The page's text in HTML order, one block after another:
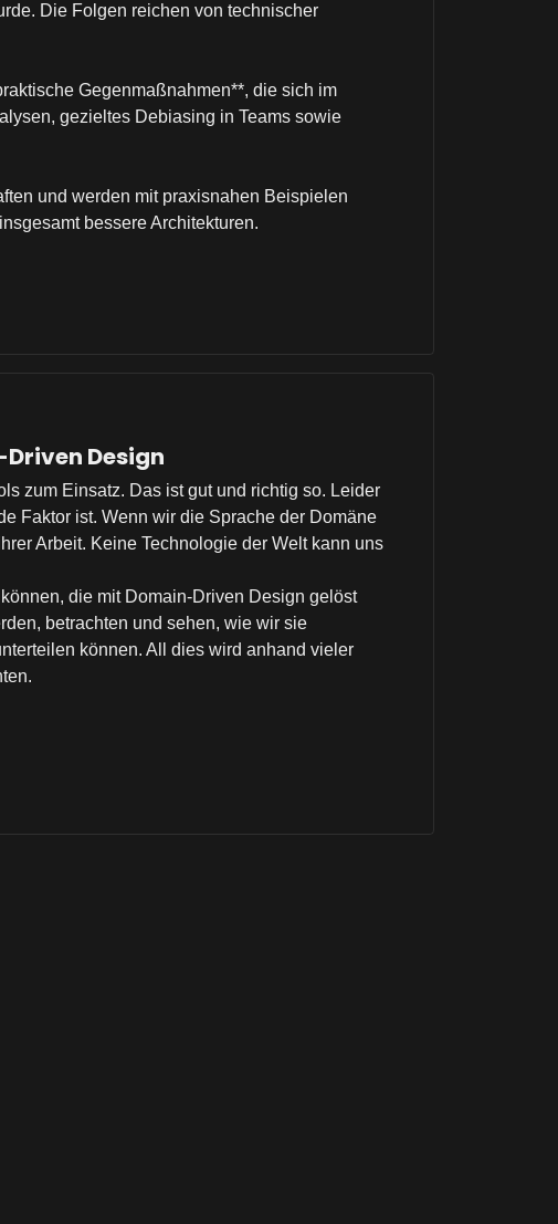
Die Folgen reichen von technischer
Gegenmaßnahmen**, die sich im
gezieltes Debiasing in Teams sowie
und werden mit praxisnahen Beispielen
bessere Architekturen.
Design
zum Einsatz. Das ist gut und richtig so. Leider
Faktor ist. Wenn wir die Sprache der Domäne
Arbeit. Keine Technologie der Welt kann uns
die mit Domain-Driven Design gelöst
betrachten und sehen, wie wir sie
können. All dies wird anhand vieler